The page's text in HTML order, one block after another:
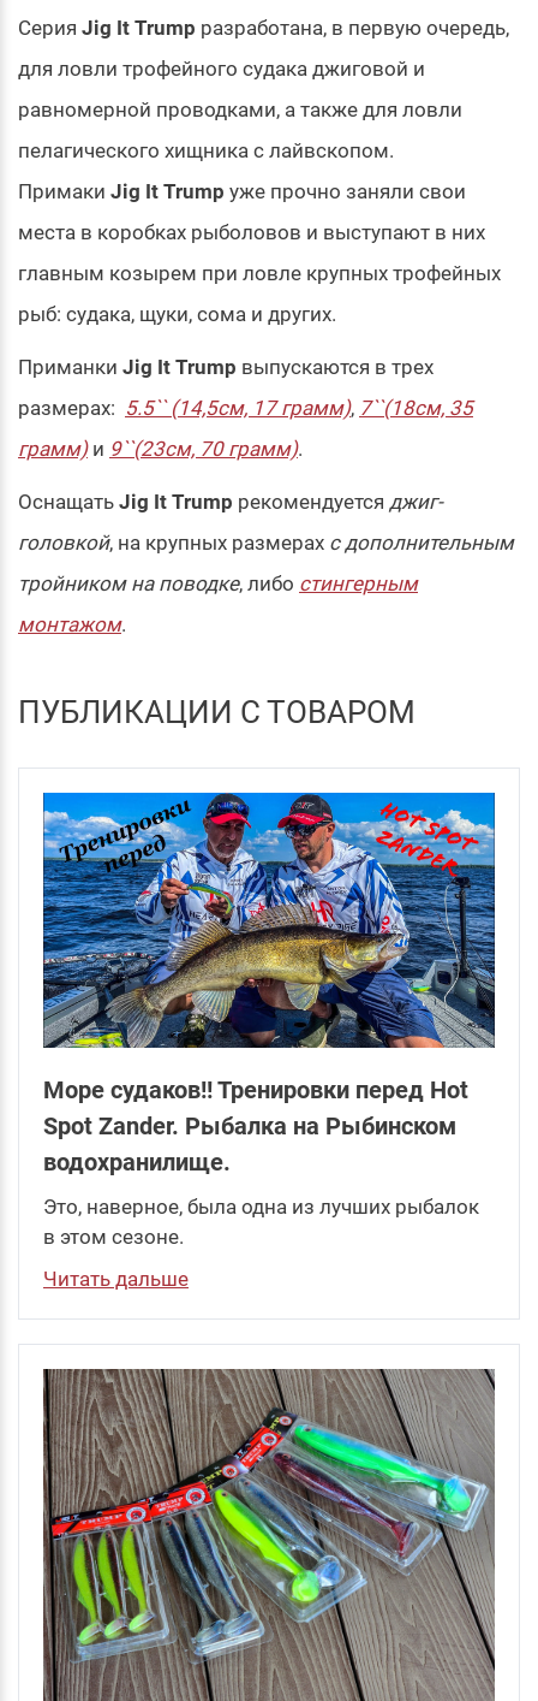
Серия Jig It Trump разработана, в первую очередь,
для ловли трофейного судака джиговой и
равномерной проводками, а также для ловли
пелагического хищника с лайвскопом.
Примаки Jig It Trump уже прочно заняли свои
места в коробках рыболовов и выступают в них
главным козырем при ловле крупных трофейных
рыб: судака, щуки, сома и других.
Приманки Jig It Trump выпускаются в трех
размерах: 5.5`` (14,5см, 17 грамм), 7``(18см, 35
грамм) и 9``(23см, 70 грамм).
Оснащать Jig It Trump рекомендуется джиг-
головкой, на крупных размерах с дополнительным
тройником на поводке, либо стингерным
монтажом.
ПУБЛИКАЦИИ С ТОВАРОМ
Море судаков!! Тренировки перед Hot
Spot Zander. Рыбалка на Рыбинском
водохранилище.
Это, наверное, была одна из лучших рыбалок
в этом сезоне.
Читать дальше